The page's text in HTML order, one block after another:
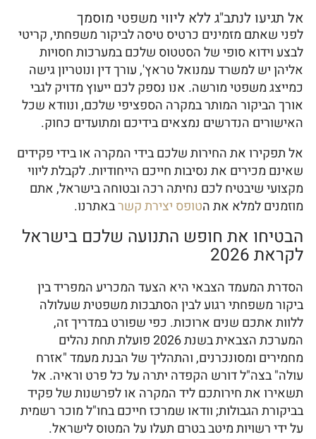
אל תגיעו לנתב"ג ללא ליווי משפטי מוסמך
לפני שאתם מזמינים כרטיס טיסה לביקור משפחתי, קריטי
לבצע וידוא סופי של הסטטוס שלכם במערכות חסויות
אליהן יש למשרד עמנואל טראץ', עורך דין ונוטריון גישה
כמייצג משפטי מורשה. אנו נספק לכם ייעוץ מדויק לגבי
אורך הביקור המותר במקרה הספציפי שלכם, ונוודא שכל
האישורים הנדרשים נמצאים בידיכם ומתועדים כחוק.
אל תפקירו את החירות שלכם בידי המקרה או בידי פקידים
שאינם מכירים את נסיבות חייכם הייחודיות. לקבלת ליווי
מקצועי שיבטיח לכם נחיתה רכה ובטוחה בישראל, אתם
מוזמנים למלא את הטופס יצירת קשרבאתרנו.
הבטיחו את חופש התנועה שלכם בישראל
לקראת 2026
הסדרת המעמד הצבאי היא הצעד המכריע המפריד בין
ביקור משפחתי רגוע לבין הסתבכות משפטית שעלולה
ללוות אתכם שנים ארוכות. כפי שפורט במדריך זה,
המערכת הצבאית בשנת 2026 פועלת תחת נהלים
מחמירים ומסונכרנים, והתהליך של הבנת מעמד "אזרח
עולה" בצה"ל דורש הקפדה יתרה על כל פרט וראיה. אל
תשאירו את חירותכם ליד המקרה או לפרשנות של פקיד
בביקורת הגבולות; וודאו שמרכז חייכם בחו"ל מוכר רשמית
על ידי רשויות מיטב בטרם תעלו על המטוס לישראל.